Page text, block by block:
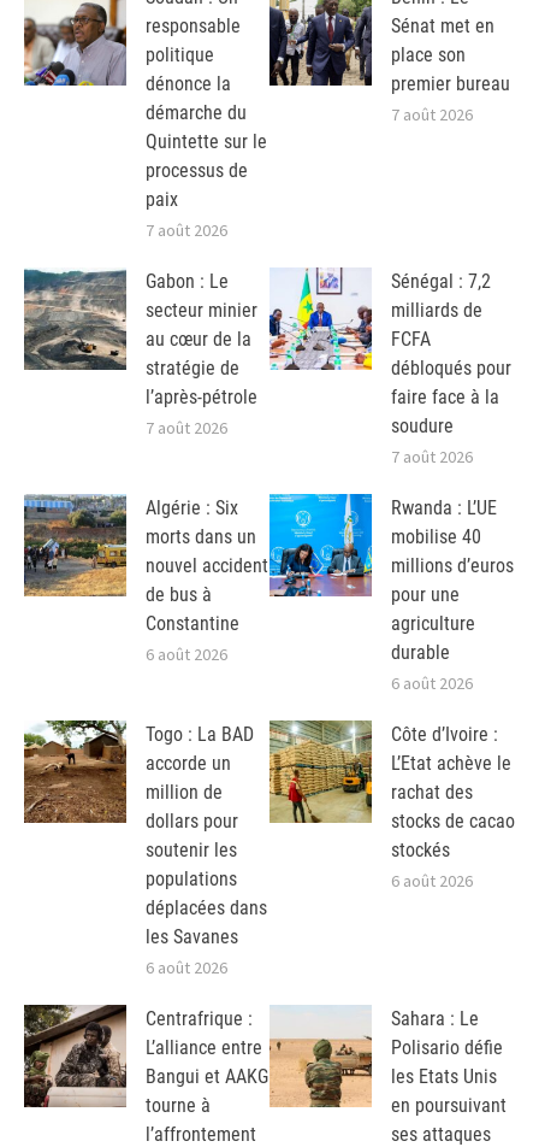
responsable
politique
dénonce la
démarche du
Quintette sur le
processus de
paix
7 août 2026
Sénat met en
place son
premier bureau
7 août 2026
Gabon : Le
secteur minier
au cœur de la
stratégie de
l’après-pétrole
7 août 2026
Sénégal : 7,2
milliards de
FCFA
débloqués pour
faire face à la
soudure
7 août 2026
Algérie : Six
morts dans un
nouvel accident
de bus à
Constantine
6 août 2026
Rwanda : L’UE
mobilise 40
millions d’euros
pour une
agriculture
durable
6 août 2026
Togo : La BAD
accorde un
million de
dollars pour
soutenir les
populations
déplacées dans
les Savanes
6 août 2026
Côte d’Ivoire :
L’Etat achève le
rachat des
stocks de cacao
stockés
6 août 2026
Centrafrique :
L’alliance entre
Bangui et AAKG
tourne à
l’affrontement
Sahara : Le
Polisario défie
les Etats Unis
en poursuivant
ses attaques